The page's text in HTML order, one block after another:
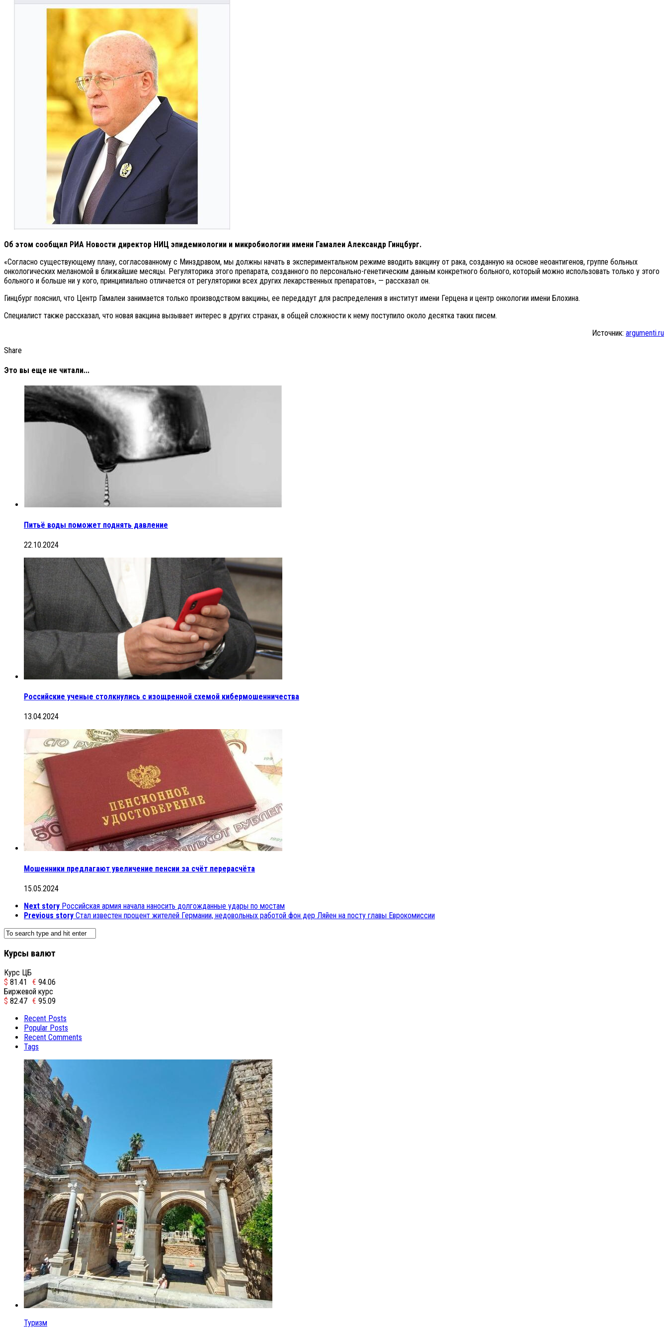
Об этом сообщил РИА Новости директор НИЦ эпидемиологии и микробиологии имени Гамалеи Александр Гинцбург.
«Согласно существующему плану, согласованному с Минздравом, мы должны начать в экспериментальном режиме вводить вакцину от рака, созданную на основе неоантигенов, группе больных
онкологических меланомой в ближайшие месяцы. Регуляторика этого препарата, созданного по персонально-генетическим данным конкретного больного, который можно использовать только у этого
больного и больше ни у кого, принципиально отличается от регуляторики всех других лекарственных препаратов», — рассказал он.
Гинцбург пояснил, что Центр Гамалеи занимается только производством вакцины, ее передадут для распределения в институт имени Герцена и центр онкологии имени Блохина.
Специалист также рассказал, что новая вакцина вызывает интерес в других странах, в общей сложности к нему поступило около десятка таких писем.
Источник: argumenti.ru
Share
Это вы еще не читали...
Питьё воды поможет поднять давление
22.10.2024
Российские ученые столкнулись с изощренной схемой кибермошенничества
13.04.2024
Мошенники предлагают увеличение пенсии за счёт перерасчёта
15.05.2024
Next story Российская армия начала наносить долгожданные удары по мостам
Previous story Стал известен процент жителей Германии, недовольных работой фон дер Ляйен на посту главы Еврокомиссии
Курсы валют
Курс ЦБ
$ 81.41 € 94.06
Биржевой курс
$ 82.47 € 95.09
Recent Posts
Popular Posts
Recent Comments
Tags
Туризм